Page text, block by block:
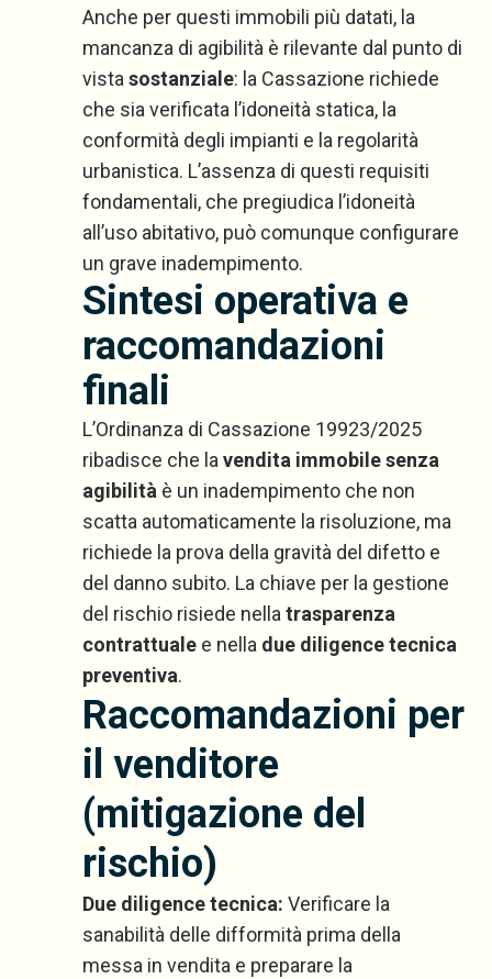
Anche per questi immobili più datati, la
mancanza di agibilità è rilevante dal punto di
vistasostanziale: la Cassazione richiede
che sia verificata l’idoneità statica, la
conformità degli impianti e la regolarità
urbanistica. L’assenza di questi requisiti
fondamentali, che pregiudica l’idoneità
all’uso abitativo, può comunque configurare
un grave inadempimento.
Sintesi operativa e
raccomandazioni
finali
L’Ordinanza di Cassazione 19923/2025
ribadisce che lavendita immobile senza
agibilità è un inadempimento che non
scatta automaticamente la risoluzione, ma
richiede la prova della gravità del difetto e
del danno subito. La chiave per la gestione
del rischio risiede nellatrasparenza
contrattuale e nella due diligence tecnica
preventiva.
Raccomandazioni per
il venditore
(mitigazione del
rischio)
Due diligence tecnica: Verificare la
sanabilità delle difformità prima della
messa in vendita e preparare la